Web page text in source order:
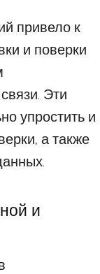
привело к
и поверки
Эти
упростить и
а также
и